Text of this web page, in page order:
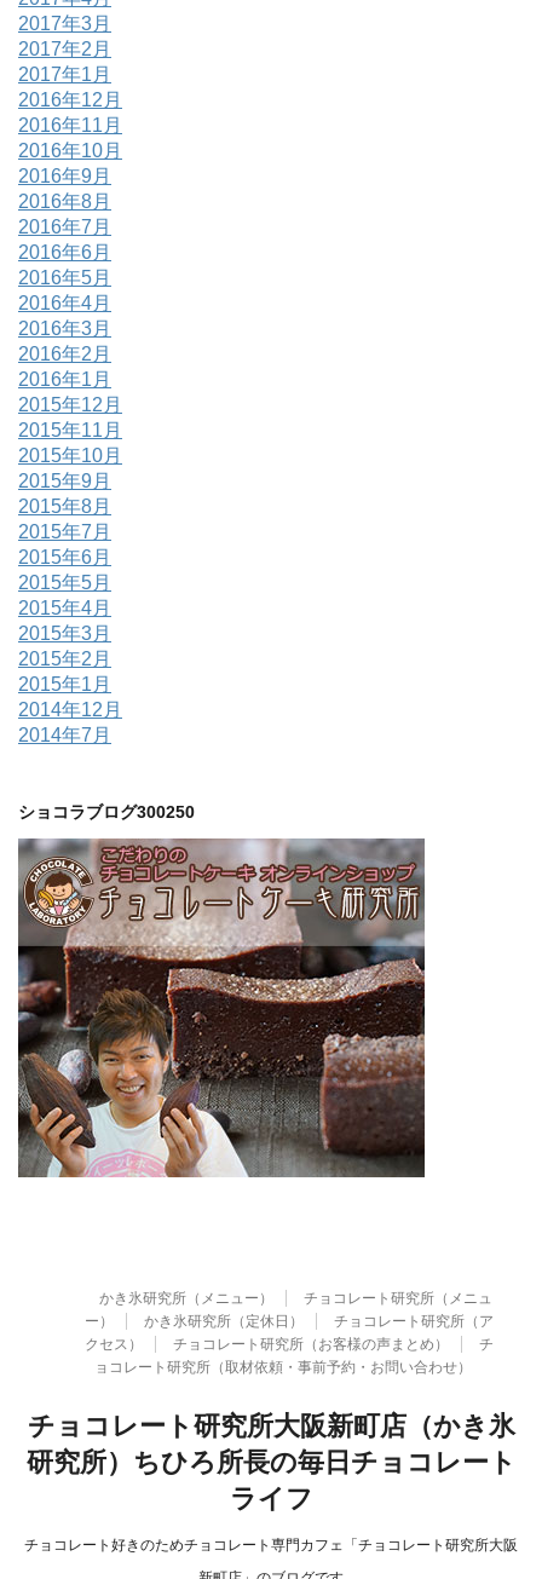
2017年3月
2017年2月
2017年1月
2016年12月
2016年11月
2016年10月
2016年9月
2016年8月
2016年7月
2016年6月
2016年5月
2016年4月
2016年3月
2016年2月
2016年1月
2015年12月
2015年11月
2015年10月
2015年9月
2015年8月
2015年7月
2015年6月
2015年5月
2015年4月
2015年3月
2015年2月
2015年1月
2014年12月
2014年7月
ショコラブログ300250
かき氷研究所（メニュー）
チョコレート研究所（メニュ
ー）
かき氷研究所（定休日）
チョコレート研究所（ア
クセス）
チョコレート研究所（お客様の声まとめ）
チ
ョコレート研究所（取材依頼・事前予約・お問い合わせ）
チョコレート研究所大阪新町店（かき氷
研究所）ちひろ所長の毎日チョコレート
ライフ
チョコレート好きのためチョコレート専門カフェ「チョコレート研究所大阪